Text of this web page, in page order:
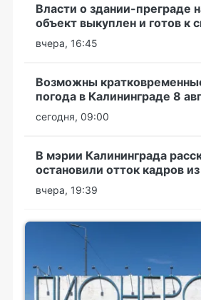
Власти о здании-преграде
объект выкуплен и готов к
вчера, 16:45
Возможны
погода в Калининграде 8
сегодня, 09:00
В мэрии Калининграда
остановили отток кадров
вчера, 19:39